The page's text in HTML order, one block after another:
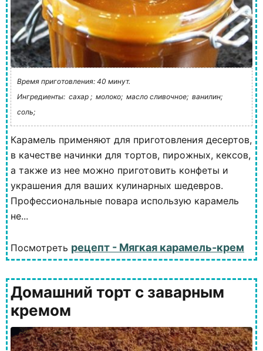
Время приготовления: 40 минут.
Ингредиенты: сахар ; молоко; масло сливочное; ванилин;
соль;
Карамель применяют для приготовления десертов,
в качестве начинки для тортов, пирожных, кексов,
а также из нее можно приготовить конфеты и
украшения для ваших кулинарных шедевров.
Профессиональные повара использую карамель
не...
Посмотреть рецепт - Мягкая карамель-крем
Домашний торт с заварным
кремом